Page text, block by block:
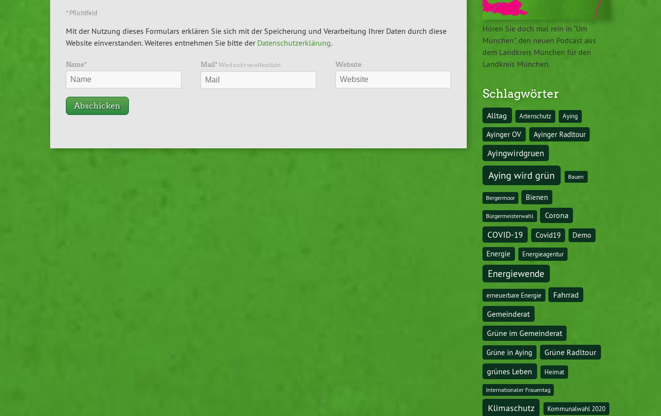
* Pflichtfeld
Mit der Nutzung dieses Formulars erklären Sie sich mit der Speicherung und Verarbeitung Ihrer Daten durch diese
Website einverstanden. Weiteres entnehmen Sie bitte der Datenschutzerklärung.
Name* Mail* Wird nicht veröffentlicht Website
Hören Sie doch mal rein in “Um
München”, den neuen Podcast aus
dem Landkreis München für den
Landkreis München.
Schlagwörter
Alltag Artenschutz Aying
Ayinger OV Ayinger Radltour
Ayingwirdgruen
Aying wird grün Bauen
Bergermoor Bienen
Bürgermeisterwahl Corona
COVID-19 Covid19 Demo
Energie Energieagentur
Energiewende
erneuerbare Energie Fahrrad
Gemeinderat
Grüne im Gemeinderat
Grüne in Aying Grüne Radltour
grünes Leben Heimat
Internationaler Frauentag
Klimaschutz Kommunalwahl 2020